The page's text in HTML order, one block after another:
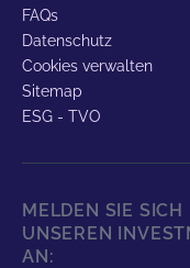
FAQs
Datenschutz
Cookies verwalten
Sitemap
ESG - TVO
MELDEN SIE SICH
UNSEREN
AN: